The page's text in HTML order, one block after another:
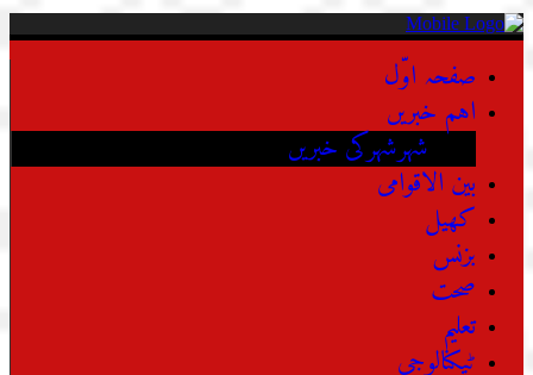
صفحہ اوّل
اہم خبریں
شہرشہرکی خبریں
بین الاقوامی
کھیل
بزنس
صحت
تعلیم
ٹیکنالوجی